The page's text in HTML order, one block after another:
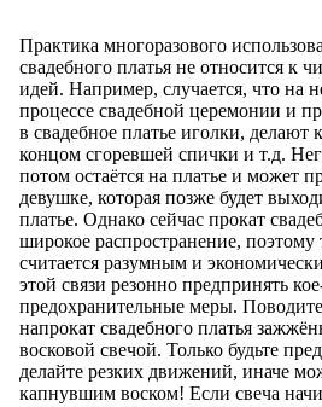
Практика многоразового
свадебного платья не относится к
идей. Например, случается, что на
процессе свадебной церемонии и
в свадебное платье иголки, делают
концом сгоревшей спички и т.д.
потом остаётся на платье и может
девушке, которая позже будет
платье. Однако сейчас прокат
широкое распространение, поэтому
считается разумным и
этой связи резонно предпринять
предохранительные меры. Поводите
напрокат свадебного платья
восковой свечой. Только будьте
делайте резких движений, иначе
капнувшим воском! Если свеча